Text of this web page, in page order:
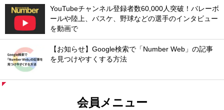
YouTubeチャンネル登録者数60,000人突破！バレーボ
ールや陸上、バスケ、野球などの選手のインタビュー
を動画で
【お知らせ】Google検索で「Number Web」の記事
を見つけやすくする方法
会員メニュー